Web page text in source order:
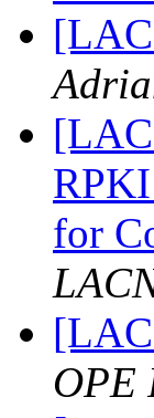
for
OPE